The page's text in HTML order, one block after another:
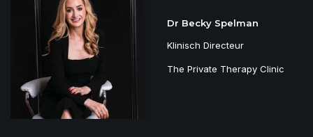
Dr Becky Spelman
Klinisch Directeur
The Private Therapy Clinic